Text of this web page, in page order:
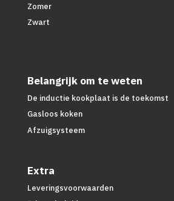
Zomer
Zwart
Belangrijk om te weten
De inductie kookplaat is de toekomst
Gasloos koken
Afzuigsysteem
Extra
Leveringsvoorwaarden